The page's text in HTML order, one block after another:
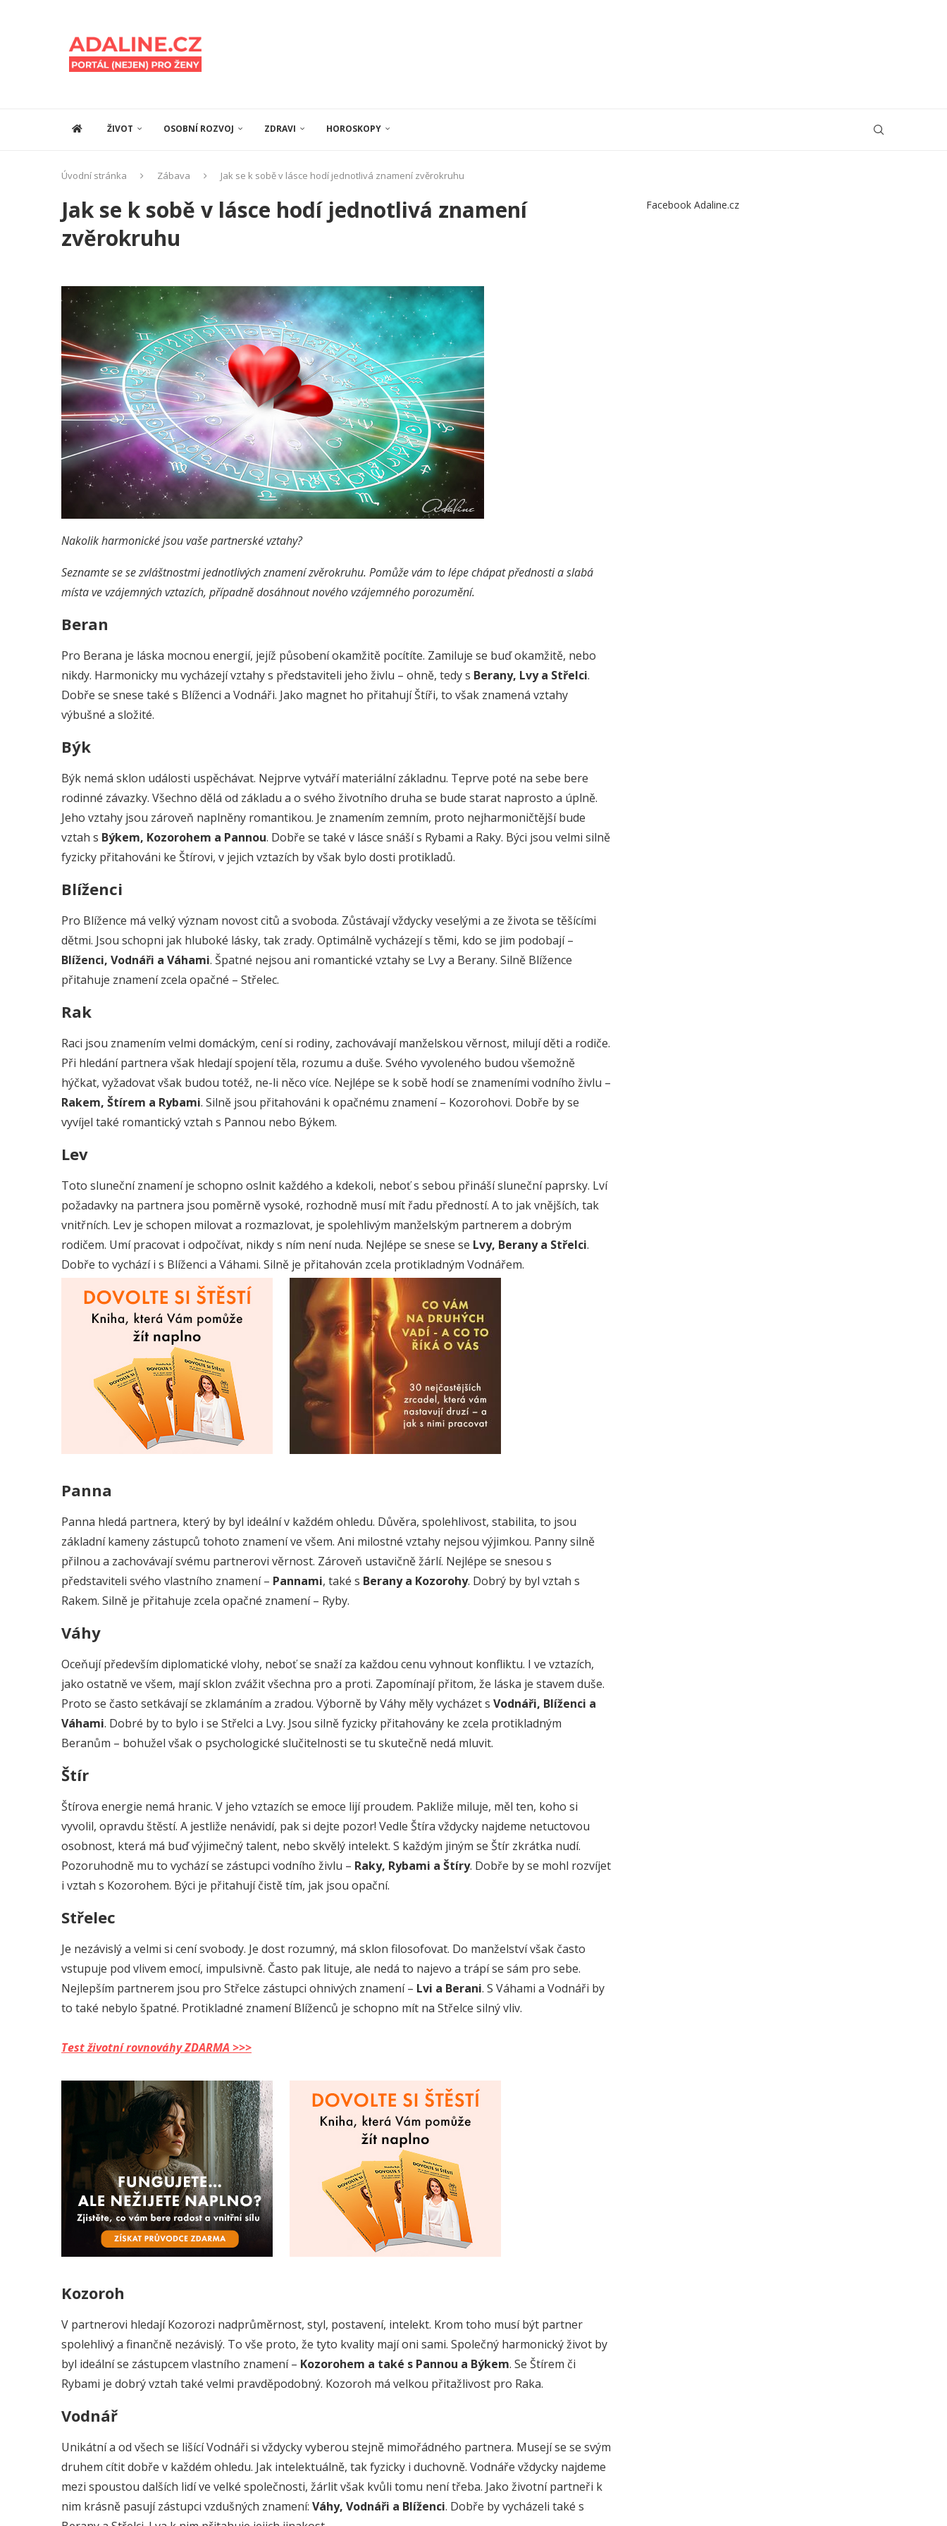
ŽIVOT OSOBNÍ ROZVOJ ZDRAVI HOROSKOPY
Úvodní stránka Zábava Jak se k sobě v lásce hodí jednotlivá znamení zvěrokruhu
Jak se k sobě v lásce hodí jednotlivá znamení
zvěrokruhu
Nakolik harmonické jsou vaše partnerské vztahy?
Seznamte se se zvláštnostmi jednotlivých znamení zvěrokruhu. Pomůže vám to lépe chápat přednosti a slabá
místa ve vzájemných vztazích, případně dosáhnout nového vzájemného porozumění.
Beran
Pro Berana je láska mocnou energií, jejíž působení okamžitě pocítíte. Zamiluje se buď okamžitě, nebo
nikdy. Harmonicky mu vycházejí vztahy s představiteli jeho živlu – ohně, tedy s Berany, Lvy a Střelci.
Dobře se snese také s Blíženci a Vodnáři. Jako magnet ho přitahují Štíři, to však znamená vztahy
výbušné a složité.
Býk
Býk nemá sklon události uspěchávat. Nejprve vytváří materiální základnu. Teprve poté na sebe bere
rodinné závazky. Všechno dělá od základu a o svého životního druha se bude starat naprosto a úplně.
Jeho vztahy jsou zároveň naplněny romantikou. Je znamením zemním, proto nejharmoničtější bude
vztah s Býkem, Kozorohem a Pannou. Dobře se také v lásce snáší s Rybami a Raky. Býci jsou velmi silně
fyzicky přitahováni ke Štírovi, v jejich vztazích by však bylo dosti protikladů.
Blíženci
Pro Blížence má velký význam novost citů a svoboda. Zůstávají vždycky veselými a ze života se těšícími
dětmi. Jsou schopni jak hluboké lásky, tak zrady. Optimálně vycházejí s těmi, kdo se jim podobají –
Blíženci, Vodnáři a Váhami. Špatné nejsou ani romantické vztahy se Lvy a Berany. Silně Blížence
přitahuje znamení zcela opačné – Střelec.
Rak
Raci jsou znamením velmi domáckým, cení si rodiny, zachovávají manželskou věrnost, milují děti a rodiče.
Při hledání partnera však hledají spojení těla, rozumu a duše. Svého vyvoleného budou všemožně
hýčkat, vyžadovat však budou totéž, ne-li něco více. Nejlépe se k sobě hodí se znameními vodního živlu –
Rakem, Štírem a Rybami. Silně jsou přitahováni k opačnému znamení – Kozorohovi. Dobře by se
vyvíjel také romantický vztah s Pannou nebo Býkem.
Lev
Toto sluneční znamení je schopno oslnit každého a kdekoli, neboť s sebou přináší sluneční paprsky. Lví
požadavky na partnera jsou poměrně vysoké, rozhodně musí mít řadu předností. A to jak vnějších, tak
vnitřních. Lev je schopen milovat a rozmazlovat, je spolehlivým manželským partnerem a dobrým
rodičem. Umí pracovat i odpočívat, nikdy s ním není nuda. Nejlépe se snese se Lvy, Berany a Střelci.
Dobře to vychází i s Blíženci a Váhami. Silně je přitahován zcela protikladným Vodnářem.
Panna
Panna hledá partnera, který by byl ideální v každém ohledu. Důvěra, spolehlivost, stabilita, to jsou
základní kameny zástupců tohoto znamení ve všem. Ani milostné vztahy nejsou výjimkou. Panny silně
přilnou a zachovávají svému partnerovi věrnost. Zároveň ustavičně žárlí. Nejlépe se snesou s
představiteli svého vlastního znamení – Pannami, také s Berany a Kozorohy. Dobrý by byl vztah s
Rakem. Silně je přitahuje zcela opačné znamení – Ryby.
Váhy
Oceňují především diplomatické vlohy, neboť se snaží za každou cenu vyhnout konfliktu. I ve vztazích,
jako ostatně ve všem, mají sklon zvážit všechna pro a proti. Zapomínají přitom, že láska je stavem duše.
Proto se často setkávají se zklamáním a zradou. Výborně by Váhy měly vycházet s Vodnáři, Blíženci a
Váhami. Dobré by to bylo i se Střelci a Lvy. Jsou silně fyzicky přitahovány ke zcela protikladným
Beranům – bohužel však o psychologické slučitelnosti se tu skutečně nedá mluvit.
Štír
Štírova energie nemá hranic. V jeho vztazích se emoce lijí proudem. Pakliže miluje, měl ten, koho si
vyvolil, opravdu štěstí. A jestliže nenávidí, pak si dejte pozor! Vedle Štíra vždycky najdeme netuctovou
osobnost, která má buď výjimečný talent, nebo skvělý intelekt. S každým jiným se Štír zkrátka nudí.
Pozoruhodně mu to vychází se zástupci vodního živlu – Raky, Rybami a Štíry. Dobře by se mohl rozvíjet
i vztah s Kozorohem. Býci je přitahují čistě tím, jak jsou opační.
Střelec
Je nezávislý a velmi si cení svobody. Je dost rozumný, má sklon filosofovat. Do manželství však často
vstupuje pod vlivem emocí, impulsivně. Často pak lituje, ale nedá to najevo a trápí se sám pro sebe.
Nejlepším partnerem jsou pro Střelce zástupci ohnivých znamení – Lvi a Berani. S Váhami a Vodnáři by
to také nebylo špatné. Protikladné znamení Blíženců je schopno mít na Střelce silný vliv.
Test životní rovnováhy ZDARMA >>>
Kozoroh
V partnerovi hledají Kozorozi nadprůměrnost, styl, postavení, intelekt. Krom toho musí být partner
spolehlivý a finančně nezávislý. To vše proto, že tyto kvality mají oni sami. Společný harmonický život by
byl ideální se zástupcem vlastního znamení – Kozorohem a také s Pannou a Býkem. Se Štírem či
Rybami je dobrý vztah také velmi pravděpodobný. Kozoroh má velkou přitažlivost pro Raka.
Vodnář
Unikátní a od všech se lišící Vodnáři si vždycky vyberou stejně mimořádného partnera. Musejí se se svým
druhem cítit dobře v každém ohledu. Jak intelektuálně, tak fyzicky i duchovně. Vodnáře vždycky najdeme
mezi spoustou dalších lidí ve velké společnosti, žárlit však kvůli tomu není třeba. Jako životní partneři k
nim krásně pasují zástupci vzdušných znamení: Váhy, Vodnáři a Blíženci. Dobře by vycházeli také s
Facebook Adaline.cz